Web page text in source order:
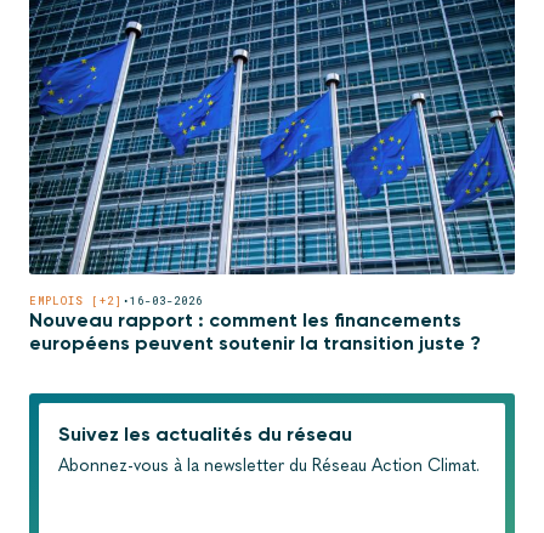
EMPLOIS [+2] •16-03-2026
Nouveau rapport : comment les financements
européens peuvent soutenir la transition juste ?
Suivez les actualités du réseau
Abonnez-vous à la newsletter du Réseau Action Climat.